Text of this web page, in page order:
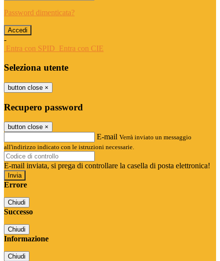
Password dimenticata?
-
Entra con SPID Entra con CIE
Seleziona utente
button close ×
Recupero password
button close ×
E-mail Verrà inviato un messaggio
all'indirizzo indicato con le istruzioni necessarie.
E-mail inviata, si prega di controllare la casella di posta elettronica!
Errore
Chiudi
Successo
Chiudi
Informazione
Chiudi